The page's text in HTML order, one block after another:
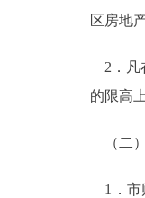
区房地
2．凡
的限高
（二
1．市